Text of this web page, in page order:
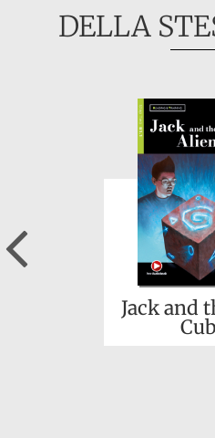
DELLA
Jack and